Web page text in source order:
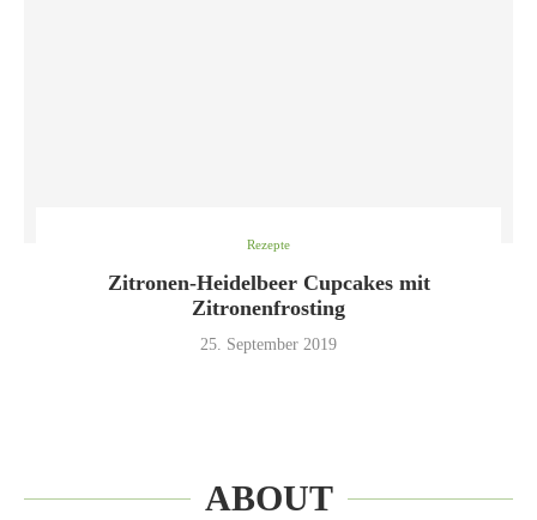
Rezepte
Zitronen-Heidelbeer Cupcakes mit
Zitronenfrosting
25. September 2019
ABOUT